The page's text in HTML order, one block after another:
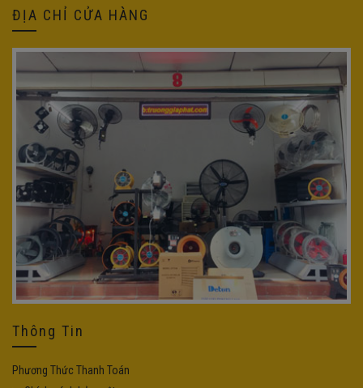
ĐỊA CHỈ CỬA HÀNG
Thông Tin
Phương Thức Thanh Toán